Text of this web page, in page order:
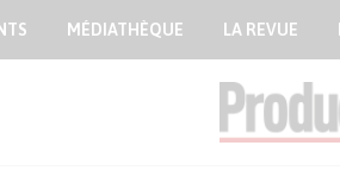
MÉDIATHÈQUE LA REVUE